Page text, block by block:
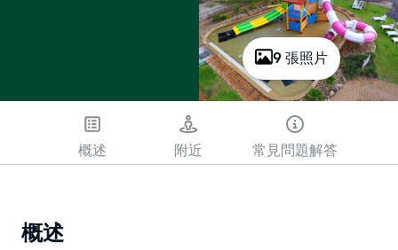
9 張照片
概述 附近 常見問題解答
概述